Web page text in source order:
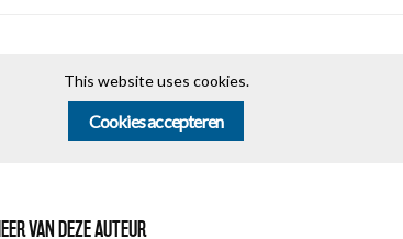
This website uses cookies.
Cookies accepteren
VAN DEZE AUTEUR